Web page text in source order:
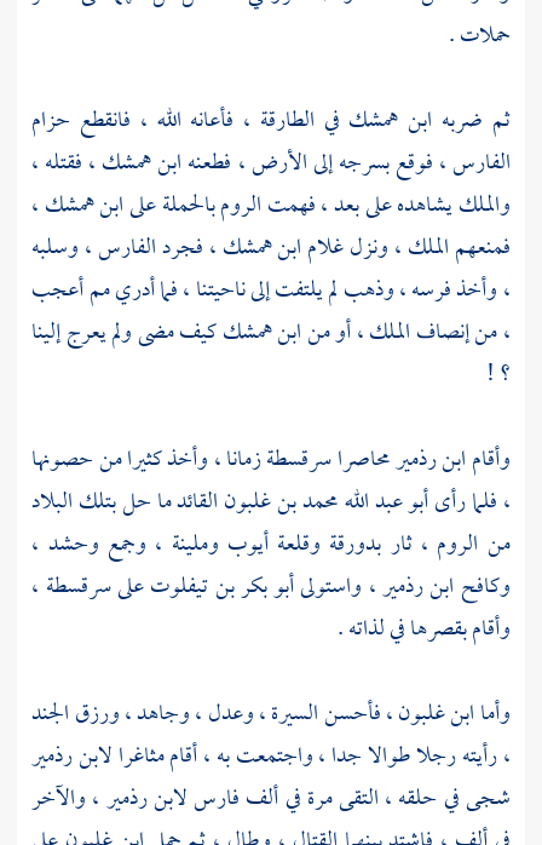
حملات .
ثم ضربه ابن همشك في الطارقة ، فأعانه الله ، فانقطع حزام
الفارس ، فوقع بسرجه إلى الأرض ، فطعنهابن همشك، فقتله ،
والملك يشاهده على بعد ، فهمتالرومبالحملة علىابن همشك،
فمنعهم الملك ، ونزل غلامابن همشك، فجرد الفارس ، وسلبه
، وأخذ فرسه ، وذهب لم يلتفت إلى ناحيتنا ، فما أدري مم أعجب
، من إنصاف الملك ، أو منابن همشككيف مضى ولم يعرج إلينا
؟ !
وأقامابن رذميرمحاصراسرقسطةزمانا ، وأخذ كثيرا من حصونها
، فلما رأىأبو عبد الله محمد بن غلبونالقائد ما حل بتلك البلاد
من الروم ، ثار بدورقة وقلعةأيوب وملينة ، وجمع وحشد ،
وكافح ابن رذمير، واستولىأبو بكر بن تيفلوتعلىسرقسطة ،
وأقام بقصرها في لذاته .
وأماابن غلبون، فأحسن السيرة ، وعدل ، وجاهد ، ورزق الجند
، رأيته رجلا طوالا جدا ، واجتمعت به ، أقام مثاغرالابن رذمير
شجى في حلقه ، التقى مرة في ألف فارسلابن رذمير، والآخر